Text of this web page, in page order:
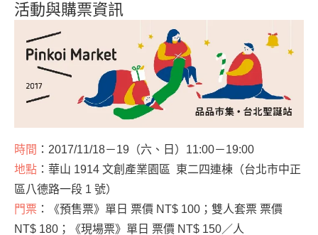
活動與購票資訊
時間 ：2017/11/18－19（六、日）11:00－19:00
地點 ：華山 1914 文創產業園區 東二四連棟（台北市中正
區八德路一段 1 號）
門票 ：《預售票》單日 票價 NT$ 100；雙人套票 票價
NT$ 180；《現場票》單日 票價 NT$ 150／人